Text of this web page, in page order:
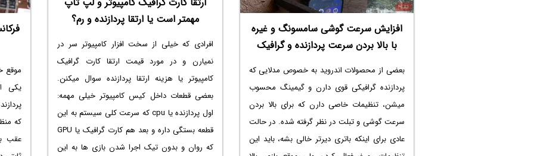
افزایش سرعت گوشی سامسونگ و غیره
با بالا بردن سرعت پردازنده و گرافیک
بعضی از محصولات اندروید به خصوص مدلایی که
پردازنده گرافیکی قوی دارن و گیمینگ محسوب
میشن، تنظیمات خاصی دارن که برای بالا بردن
سرعت گوشی و تبلت در نظر گرفته شده. در حالت
عادی برای اینکه باتری دیرتر خالی بشه، باید این
مهمتر است یا ارتقا پردازنده و رم؟
افرادی که خیلی از سخت افزار کامپیوتر سر در
نمیارن و در موردقیمت ارتقا کارت گرافیک
کامپیوتر یا هزینه ارتقا پردازنده سوال میکنن.
بعضی قطعات داخل کیس کامپیوتر خیلی مهمه:
اول پردازنده یا cpu که سرعت کلی سیستم به این
قطعه بستگی داره و بعد هم کارت گرافیک یا GPU
که روان و بدون تیک اجرا شدن بازی ها به این
موقع
یکی
که
عقب